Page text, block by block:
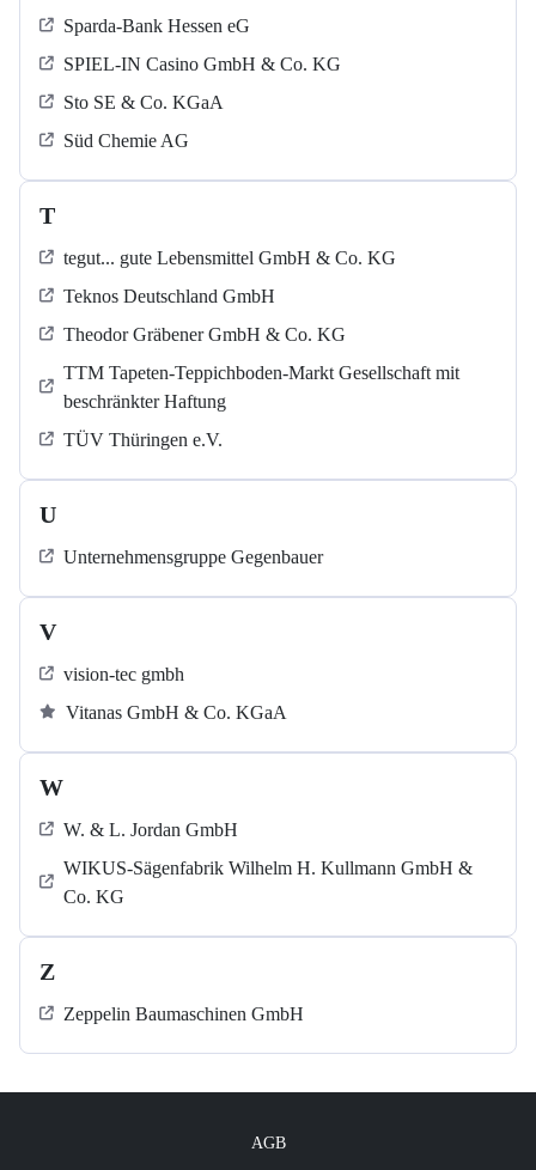
Sparda-Bank Hessen eG
SPIEL-IN Casino GmbH & Co. KG
Sto SE & Co. KGaA
Süd Chemie AG
T
tegut... gute Lebensmittel GmbH & Co. KG
Teknos Deutschland GmbH
Theodor Gräbener GmbH & Co. KG
TTM Tapeten-Teppichboden-Markt Gesellschaft mit
beschränkter Haftung
TÜV Thüringen e.V.
U
Unternehmensgruppe Gegenbauer
V
vision-tec gmbh
Vitanas GmbH & Co. KGaA
W
W. & L. Jordan GmbH
WIKUS-Sägenfabrik Wilhelm H. Kullmann GmbH &
Co. KG
Z
Zeppelin Baumaschinen GmbH
AGB